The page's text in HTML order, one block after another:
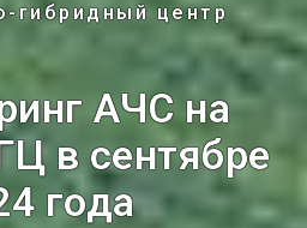
гибридный центр
АЧС на
в сентябре
года